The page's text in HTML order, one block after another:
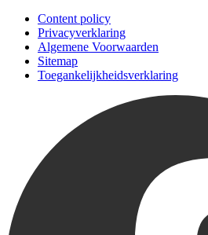
Content policy
Privacyverklaring
Algemene Voorwaarden
Sitemap
Toegankelijkheidsverklaring